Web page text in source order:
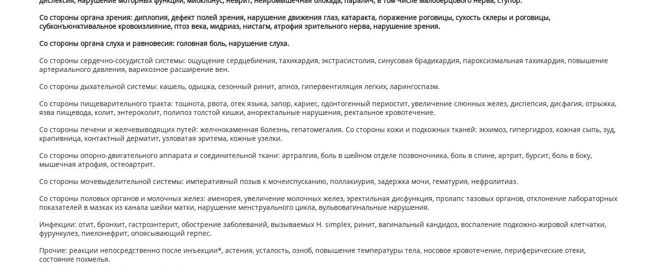
Со стороны органа зрения: диплопия, дефект полей зрения, нарушение движения глаз, катаракта, поражение роговицы, сухость склеры и роговицы,
субконъюнктивальное кровоизлияние, птоз века, мидриаз, нистагм, атрофия зрительного нерва, нарушение зрения.
Со стороны органа слуха и равновесия: головная боль, нарушение слуха.
Со стороны сердечно-сосудистой системы: ощущение сердцебиения, тахикардия, экстрасистолия, синусовая брадикардия, пароксизмальная тахикардия, повышение
артериального давления, варикозное расширение вен.
Со стороны дыхательной системы: кашель, одышка, сезонный ринит, апноэ, гипервентиляция легких, ларингоспазм.
Со стороны пищеварительного тракта: тошнота, рвота, отек языка, запор, кариес, одонтогенный периостит, увеличение слюнных желез, диспепсия, дисфагия, отрыжка,
язва пищевода, колит, энтероколит, полипоз толстой кишки, аноректальные нарушения, ректальное кровотечение.
Со стороны печени и желчевыводящих путей: желчнокаменная болезнь, гепатомегалия. Со стороны кожи и подкожных тканей: экхимоз, гипергидроз, кожная сыпь, зуд,
крапивница, контактный дерматит, узловатая эритема, кожные узелки.
Со стороны опорно-двигательного аппарата и соединительной ткани: артралгия, боль в шейном отделе позвоночника, боль в спине, артрит, бурсит, боль в боку,
мышечная атрофия, остеоартрит.
Со стороны мочевыделительной системы: императивный позыв к мочеиспусканию, поллакиурия, задержка мочи, гематурия, нефролитиаз.
Со стороны половых органов и молочных желез: аменорея, увеличение молочных желез, эректильная дисфункция, пролапс тазовых органов, отклонение лабораторных
показателей в мазках из канала шейки матки, нарушение менструального цикла, вульвовагинальные нарушения.
Инфекции: отит, бронхит, гастроэнтерит, обострение заболеваний, вызываемых Н. simplex, ринит, вагинальный кандидоз, воспаление подкожно-жировой клетчатки,
фурункулез, пиелонефрит, опоясывающий герпес.
Прочие: реакции непосредственно после инъекции*, астения, усталость, озноб, повышение температуры тела, носовое кровотечение, периферические отеки,
состояние похмелья.